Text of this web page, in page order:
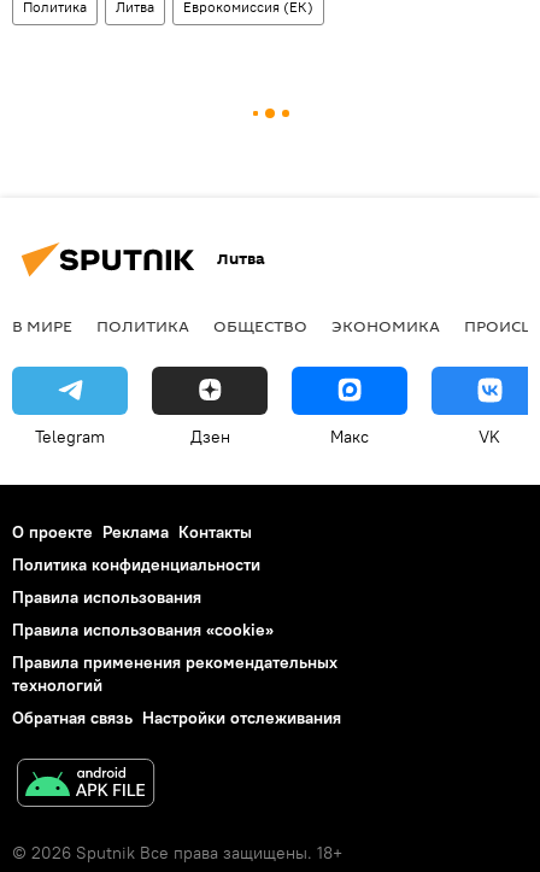
Политика Литва Еврокомиссия (ЕК)
Литва
В МИРЕ ПОЛИТИКА ОБЩЕСТВО ЭКОНОМИКА
Telegram Дзен Макс VK
О проекте Реклама Контакты
Политика конфиденциальности
Правила использования
Правила использования «cookie»
Правила применения рекомендательных
технологий
Обратная связь Настройки отслеживания
© 2026 Sputnik Все права защищены. 18+